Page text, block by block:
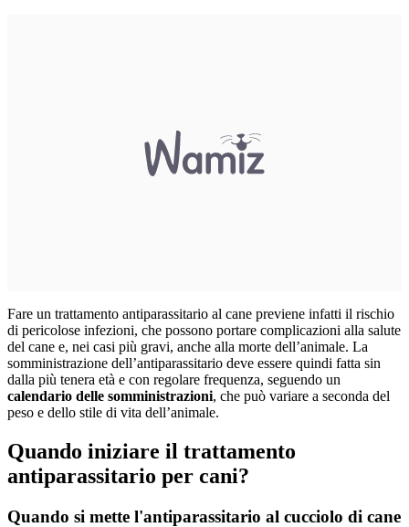
Fare un trattamento antiparassitario al cane previene infatti il rischio
di pericolose infezioni, che possono portare complicazioni alla salute
del cane e, nei casi più gravi, anche alla morte dell’animale. La
somministrazione dell’antiparassitario deve essere quindi fatta sin
dalla più tenera età e con regolare frequenza, seguendo un
calendario delle somministrazioni, che può variare a seconda del
peso e dello stile di vita dell’animale.
Quando iniziare il trattamento
antiparassitario per cani?
Quando si mette l'antiparassitario al cucciolo di cane